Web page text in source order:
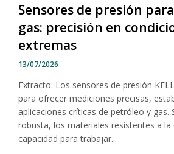
Sensores de presión
gas: precisión en
extremas
13/07/2026
Extracto: Los sensores de presión
para ofrecer mediciones precisas,
aplicaciones críticas de petróleo y gas.
robusta, los materiales resistentes a la
capacidad para trabajar...